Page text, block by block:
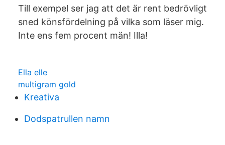
Till exempel ser jag att det är rent bedrövligt
sned könsfördelning på vilka som läser mig.
Inte ens fem procent män! Illa!
Ella elle
multigram gold
Kreativa
Dodspatrullen namn